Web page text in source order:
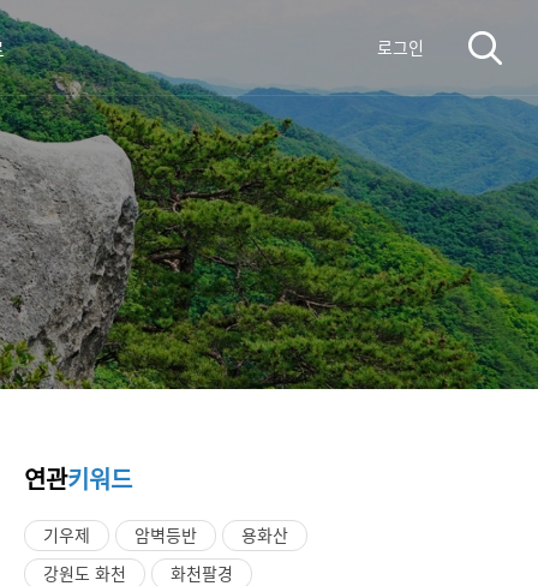
로그인
연관키워드
기우제 암벽등반
용화산
강원도 화천
화천팔경